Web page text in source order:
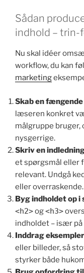
Sådan
indhold – trin-
Nu skal idéer
workflow, du kan
marketing
Skab en
læseren konkret
målgruppe bruger,
nysgerrige.
Skriv en
et spørgsmål eller
relevant. Undgå
eller overraskende.
Byg indholdet op i
<h2>og<h3>
indholdet – især på
Inddrag
eller billeder, så
styrker både